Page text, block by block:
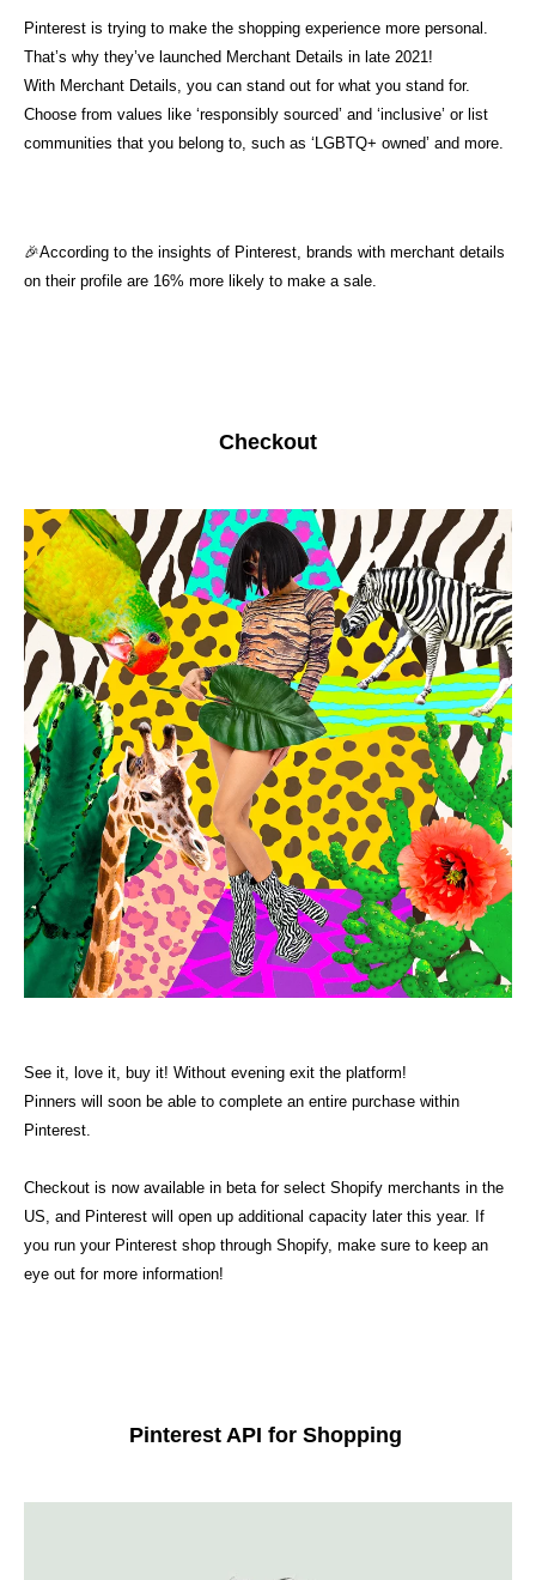
Pinterest is trying to make the shopping experience more personal.
That’s why they’ve launched Merchant Details in late 2021!
With Merchant Details, you can stand out for what you stand for.
Choose from values like ‘responsibly sourced’ and ‘inclusive’ or list
communities that you belong to, such as ‘LGBTQ+ owned’ and more.
🎉According to the insights of Pinterest, brands with merchant details
on their profile are 16% more likely to make a sale.
Checkout
See it, love it, buy it! Without evening exit the platform!
Pinners will soon be able to complete an entire purchase within
Pinterest.
Checkout is now available in beta for select Shopify merchants in the
US, and Pinterest will open up additional capacity later this year. If
you run your Pinterest shop through Shopify, make sure to keep an
eye out for more information!
Pinterest API for Shopping